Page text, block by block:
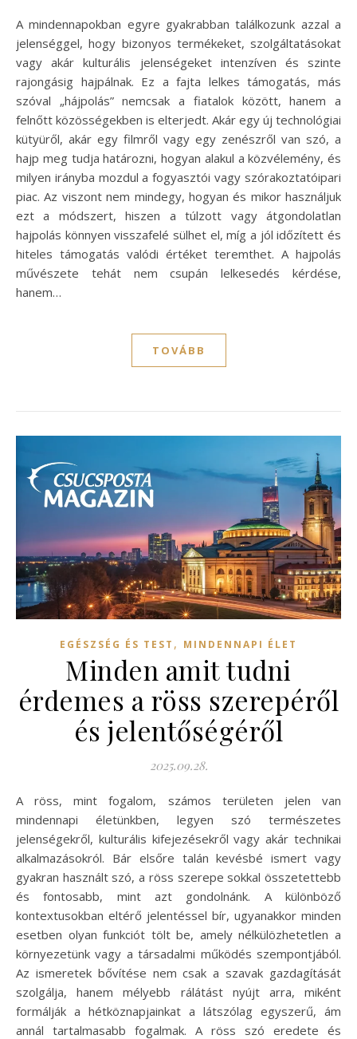
A mindennapokban egyre gyakrabban találkozunk azzal a
jelenséggel, hogy bizonyos termékeket, szolgáltatásokat
vagy akár kulturális jelenségeket intenzíven és szinte
rajongásig hajpálnak. Ez a fajta lelkes támogatás, más
szóval „hájpolás” nemcsak a fiatalok között, hanem a
felnőtt közösségekben is elterjedt. Akár egy új technológiai
kütyüről, akár egy filmről vagy egy zenészről van szó, a
hajp meg tudja határozni, hogyan alakul a közvélemény, és
milyen irányba mozdul a fogyasztói vagy szórakoztatóipari
piac. Az viszont nem mindegy, hogyan és mikor használjuk
ezt a módszert, hiszen a túlzott vagy átgondolatlan
hajpolás könnyen visszafelé sülhet el, míg a jól időzített és
hiteles támogatás valódi értéket teremthet. A hajpolás
művészete tehát nem csupán lelkesedés kérdése,
hanem…
TOVÁBB
EGÉSZSÉG ÉS TEST , MINDENNAPI ÉLET
Minden amit tudni
érdemes a röss szerepéről
és jelentőségéről
2025.09.28.
A röss, mint fogalom, számos területen jelen van
mindennapi életünkben, legyen szó természetes
jelenségekről, kulturális kifejezésekről vagy akár technikai
alkalmazásokról. Bár elsőre talán kevésbé ismert vagy
gyakran használt szó, a röss szerepe sokkal összetettebb
és fontosabb, mint azt gondolnánk. A különböző
kontextusokban eltérő jelentéssel bír, ugyanakkor minden
esetben olyan funkciót tölt be, amely nélkülözhetetlen a
környezetünk vagy a társadalmi működés szempontjából.
Az ismeretek bővítése nem csak a szavak gazdagítását
szolgálja, hanem mélyebb rálátást nyújt arra, miként
formálják a hétköznapjainkat a látszólag egyszerű, ám
annál tartalmasabb fogalmak. A röss szó eredete és